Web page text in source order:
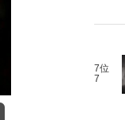
7位
7